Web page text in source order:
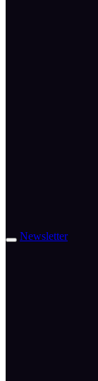
Newsletter